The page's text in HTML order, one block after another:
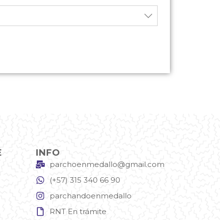
INFO
parchoenmedallo@gmail.com
(+57) 315 340 66 90
parchandoenmedallo
RNT En trámite